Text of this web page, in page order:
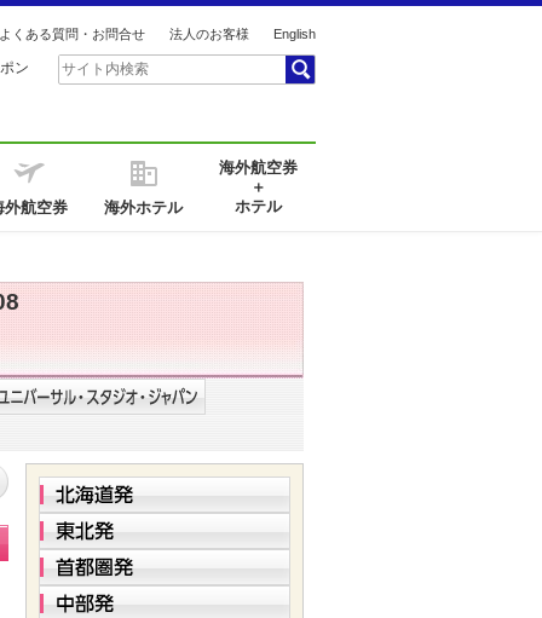
よくある質問・お問合せ 法人のお客様 English
ン
外航空券 海外ホテル
海外航空券
＋
ホテル